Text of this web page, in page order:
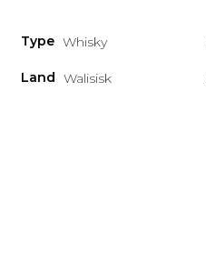
Type Whisky
Land Walisisk